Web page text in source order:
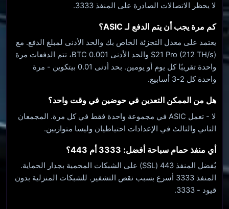
لا يحظر الاتصالات الصادرة على المنفذ 3333.
كم مرة يجب أن يتم الدفع لـ ASIC؟
يعتمد على معدل التجزئة الخاص بك والحد الأدنى لمبلغ الدفع. مع
S21 Pro (212 TH/s) والحد الأدنى 0.001 BTC، تتم الدفعات مرة
واحدة تقريبًا كل يوم أو يومين. بحد أدنى 0.01 بيتكوين - مرة
واحدة كل 2-3 أسابيع.
هل من الممكن التعدين في حوضين في وقت واحد؟
لا - تعمل ASIC في مجموعة واحدة فقط في كل مرة. المجمعان
الثاني والثالث في الإعدادات احتياطيان وليسا متوازيين.
أي منفذ حمام سباحة أفضل: 3333 أم 443؟
يُفضل المنفذ 443 (SSL) على الشبكات المحمية بجدار الحماية.
المنفذ 3333 أسرع بسبب نقص التشفير. للشبكات المنزلية بدون
قيود - 3333.